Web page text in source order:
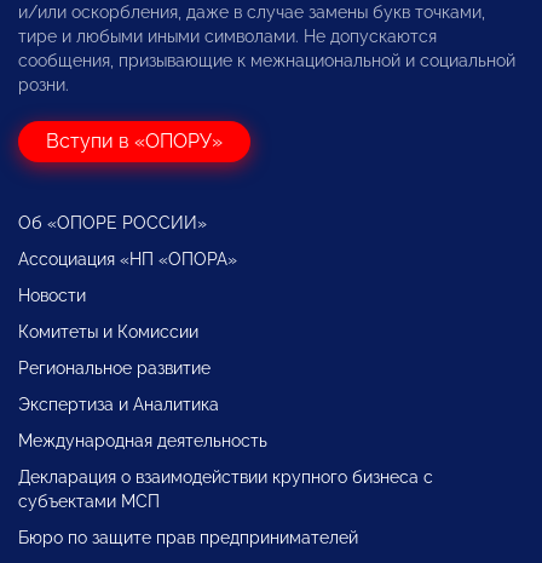
и/или оскорбления, даже в случае замены букв точками,
тире и любыми иными символами. Не допускаются
сообщения, призывающие к межнациональной и социальной
розни.
Вступи в «ОПОРУ»
Об «ОПОРЕ РОССИИ»
Ассоциация «НП «ОПОРА»
Новости
Комитеты и Комиссии
Региональное развитие
Экспертиза и Аналитика
Международная деятельность
Декларация о взаимодействии крупного бизнеса с
субъектами МСП
Бюро по защите прав предпринимателей